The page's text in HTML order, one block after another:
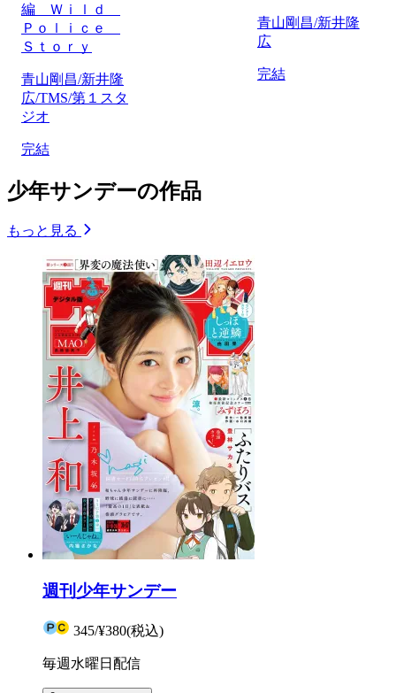
編 Ｗｉｌｄ
Ｐｏｌｉｃｅ
Ｓｔｏｒｙ
青山剛昌/新井隆
広/TMS/第１スタ
ジオ
完結
青山剛昌/新井隆
広
完結
少年サンデーの作品
もっと見る
週刊少年サンデー
345/¥380(税込)
毎週水曜日配信